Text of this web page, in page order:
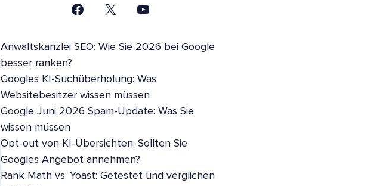
Anwaltskanzlei SEO: Wie Sie 2026 bei Google
besser ranken?
Googles KI-Suchüberholung: Was
Websitebesitzer wissen müssen
Google Juni 2026 Spam-Update: Was Sie
wissen müssen
Opt-out von KI-Übersichten: Sollten Sie
Googles Angebot annehmen?
Rank Math vs. Yoast: Getestet und verglichen